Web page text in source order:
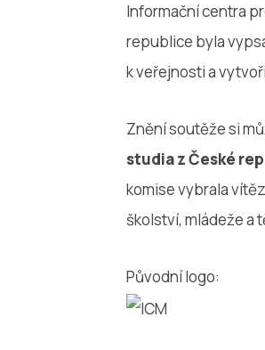
Informační centra
republice byla
k veřejnosti a
Znění soutěže si
studia z České
komise vybrala
školství, mládeže a
Původní logo: